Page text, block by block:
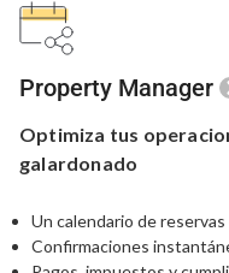
Property Manager
Optimiza tus
galardonado
Un calendario de
Confirmaciones